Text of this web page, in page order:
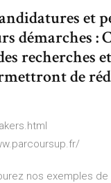
et
démarches :
recherches
de
nos exemples de